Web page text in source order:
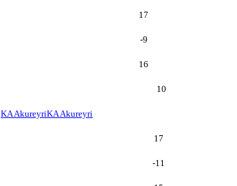
17
-9
16
10
KA AkureyriKA Akureyri
17
-11